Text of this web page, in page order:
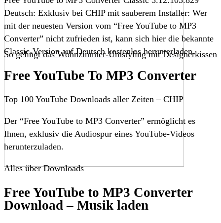
So gelingt das Wohnzimmer-Umstyling mit Designerkissen
Deutsch: Exklusiv bei CHIP mit sauberem Installer: Wer
mit der neuesten Version vom “Free YouTube to MP3
Converter” nicht zufrieden ist, kann sich hier die bekannte
Classic-Version auf Deutsch kostenlos herunterladen.
Free YouTube To MP3 Converter
Top 100 YouTube Downloads aller Zeiten – CHIP
Der “Free YouTube to MP3 Converter” ermöglicht es
Ihnen, exklusiv die Audiospur eines YouTube-Videos
herunterzuladen.
Alles über Downloads
Free YouTube to MP3 Converter
Download – Musik laden